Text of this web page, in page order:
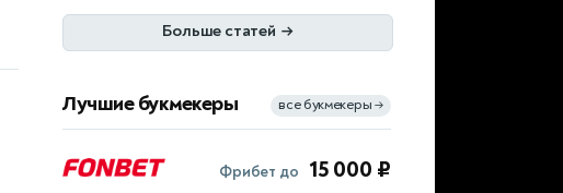
Больше статей →
Лучшие букмекеры все букмекеры →
Фрибет до 15 000 ₽